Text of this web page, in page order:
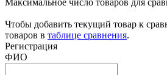
Максимальное число товаров для
Чтобы добавить текущий товар к
товаров в таблице сравнения.
Регистрация
ФИО